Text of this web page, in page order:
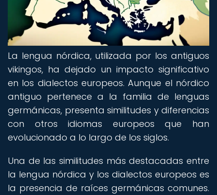
La lengua nórdica, utilizada por los antiguos
vikingos, ha dejado un impacto significativo
en los dialectos europeos. Aunque el nórdico
antiguo pertenece a la familia de lenguas
germánicas, presenta similitudes y diferencias
con otros idiomas europeos que han
evolucionado a lo largo de los siglos.
Una de las similitudes más destacadas entre
la lengua nórdica y los dialectos europeos es
la presencia de raíces germánicas comunes.